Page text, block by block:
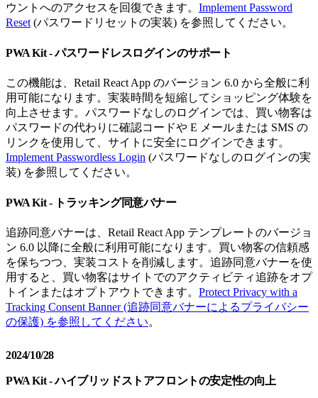
ウントへのアクセスを回復できます。 Implement Password
Reset (パスワードリセットの実装) を参照してください。
PWA Kit - パスワードレスログインのサポート
この機能は、Retail React App のバージョン 6.0 から全般に利
用可能になります。実装時間を短縮してショッピング体験を
向上させます。パスワードなしのログインでは、買い物客は
パスワードの代わりに確認コードや E メールまたは SMS の
リンクを使用して、サイトに安全にログインできます。
Implement Passwordless Login (パスワードなしのログインの実
装) を参照してください。
PWA Kit - トラッキング同意バナー
追跡同意バナーは、R​​etail React App テンプレートのバージョ
ン 6.0 以降に全般に利用可能になります。買い物客の信頼感
を保ちつつ、実装コストを削減します。追跡同意バナーを使
用すると、買い物客はサイトでのアクティビティ追跡をオプ
トインまたはオプトアウトできます。 Protect Privacy with a
Tracking Consent Banner (追跡同意バナーによるプライバシー
の保護) を参照してください。
2024/10/28
PWA Kit - ハイブリッドストアフロントの安定性の向上